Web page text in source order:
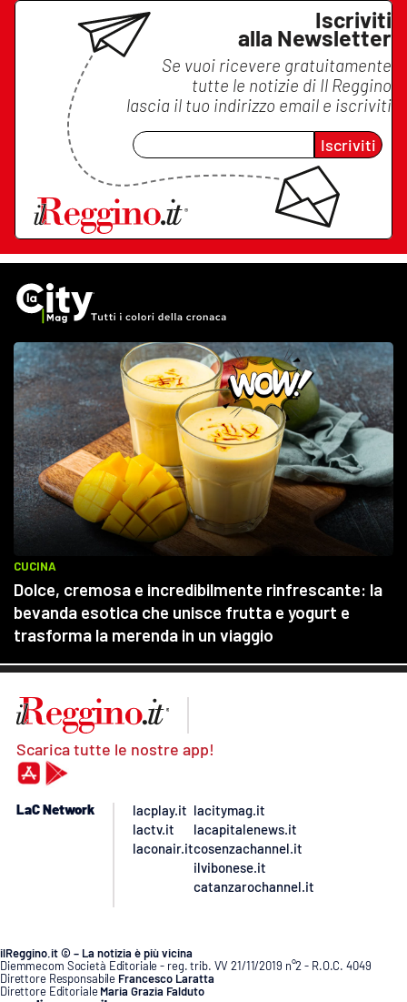
Iscriviti
alla Newsletter
Se vuoi ricevere gratuitamente
tutte le notizie di Il Reggino
lascia il tuo indirizzo email e iscriviti
Iscriviti
Scarica tutte le nostre app!
LaC Network
lacplay.it
lactv.it
laconair.it
lacitymag.it
lacapitalenews.it
cosenzachannel.it
ilvibonese.it
catanzarochannel.it
ilReggino.it © – La notizia è più vicina
Diemmecom Società Editoriale - reg. trib. VV 21/11/2019 n°2 - R.O.C. 4049
Direttore Responsabile Francesco Laratta
Direttore Editoriale Maria Grazia Falduto